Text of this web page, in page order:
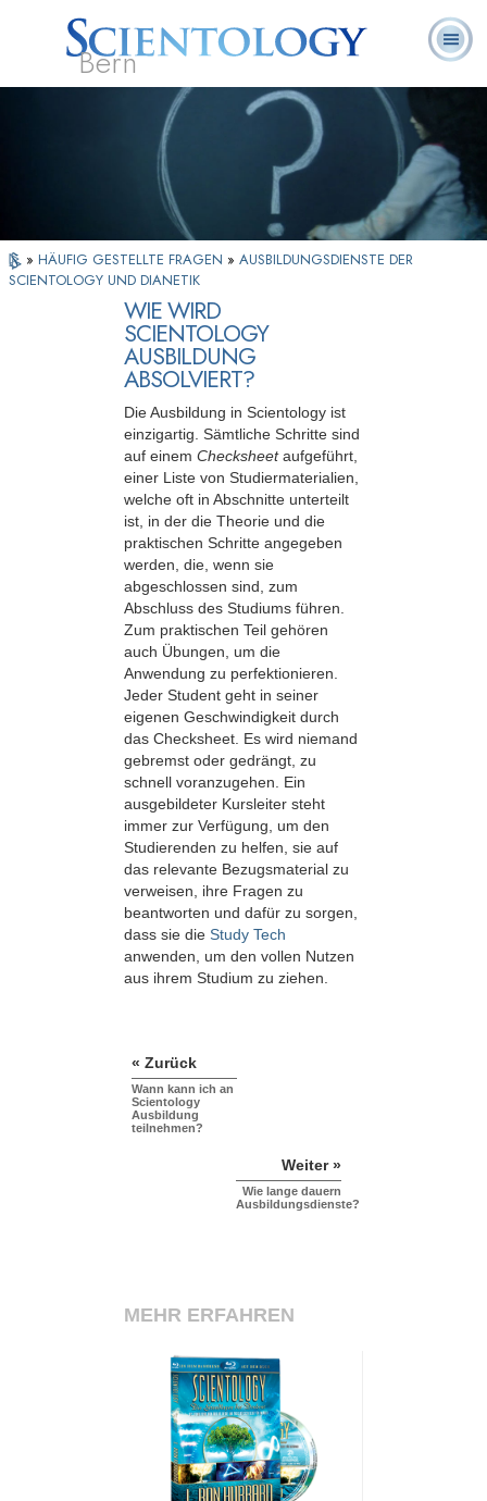
Bern
Scientology?
Ehrenamtliche
Geistliche
Häufig gestellte
Fragen
» HÄUFIG GESTELLTE FRAGEN » AUSBILDUNGSDIENSTE DER
SCIENTOLOGY UND DIANETIK
WIE WIRD
SCIENTOLOGY
AUSBILDUNG
ABSOLVIERT?
Die Ausbildung in Scientology ist
einzigartig. Sämtliche Schritte sind
auf einem Checksheetaufgeführt,
einer Liste von Studiermaterialien,
welche oft in Abschnitte unterteilt
ist, in der die Theorie und die
praktischen Schritte angegeben
werden, die, wenn sie
abgeschlossen sind, zum
Abschluss des Studiums führen.
Zum praktischen Teil gehören
auch Übungen, um die
Anwendung zu perfektionieren.
Jeder Student geht in seiner
eigenen Geschwindigkeit durch
das Checksheet. Es wird niemand
gebremst oder gedrängt, zu
schnell voranzugehen. Ein
ausgebildeter Kursleiter steht
immer zur Verfügung, um den
Studierenden zu helfen, sie auf
das relevante Bezugsmaterial zu
verweisen, ihre Fragen zu
beantworten und dafür zu sorgen,
dass sie die Study Tech
anwenden, um den vollen Nutzen
aus ihrem Studium zu ziehen.
« Zurück
Wann kann ich an
Scientology
Ausbildung
teilnehmen?
Weiter »
Wie lange dauern
Ausbildungsdienste?
MEHR ERFAHREN